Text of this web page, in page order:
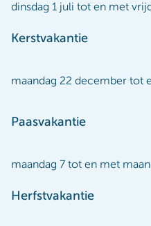
dinsdag 1 juli tot en met
Kerstvakantie
maandag 22 december tot
Paasvakantie
maandag 7 tot en met
Herfstvakantie